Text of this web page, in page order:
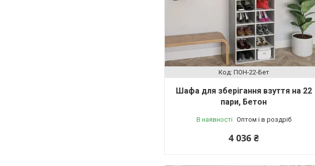
ПОН-22-Бет
Шафа для зберігання взуття на 22
пари, Бетон
В наявності Оптом і в роздріб
4 036 ₴